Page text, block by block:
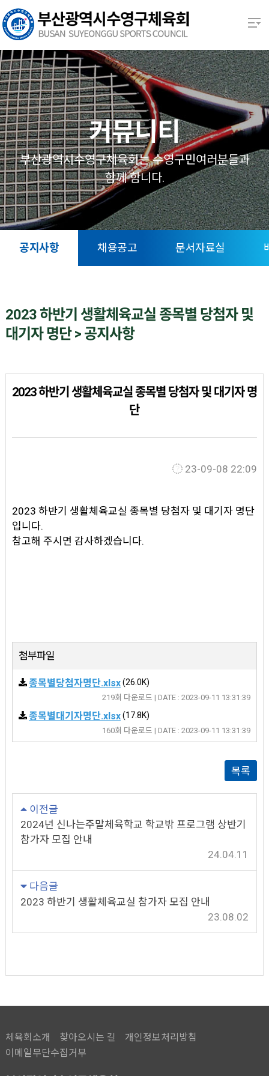
본문 바로가기
열기
열기
열기
열기
열기
열기
커뮤니티
부산광역시수영구체육회는 수영구민여러분들과
함께 함니다.
공지사항 채용공고 문서자료실
2023 하반기 생활체육교실 종목별 당첨자 및
대기자 명단 > 공지사항
2023 하반기 생활체육교실 종목별 당첨자 및 대기자 명
단
23-09-08 22:09
2023 하반기 생활체육교실 종목별 당첨자 및 대기자 명단
입니다.
참고해 주시면 감사하겠습니다.
첨부파일
종목별당첨자명단.xlsx(26.0K)
219회 다운로드 | DATE : 2023-09-11 13:31:39
종목별대기자명단.xlsx(17.8K)
160회 다운로드 | DATE : 2023-09-11 13:31:39
목록
이전글
2024년 신나는주말체육학교 학교밖 프로그램 상반기
참가자 모집 안내
24.04.11
다음글
2023 하반기 생활체육교실 참가자 모집 안내
23.08.02
체육회소개 찾아오시는 길
개인정보처리방침
이메일무단수집거부